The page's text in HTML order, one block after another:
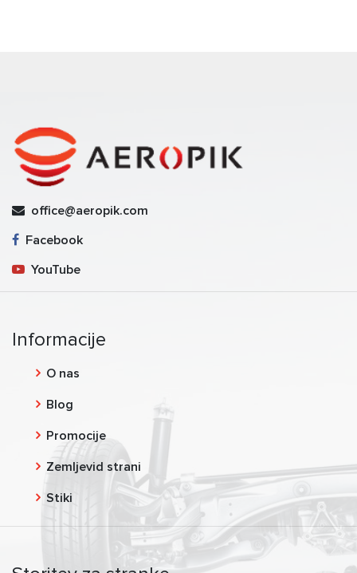
office@aeropik.com
Facebook
YouTube
Informacije
O nas
Blog
Promocije
Zemljevid strani
Stiki